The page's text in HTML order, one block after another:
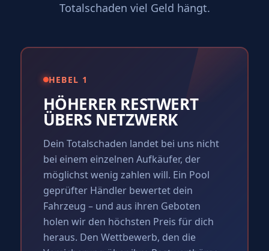
Totalschaden viel Geld hängt.
HEBEL 1
HÖHERER RESTWERT
ÜBERS NETZWERK
Dein Totalschaden landet bei uns nicht
bei einem einzelnen Aufkäufer, der
möglichst wenig zahlen will. Ein Pool
geprüfter Händler bewertet dein
Fahrzeug – und aus ihren Geboten
holen wir den höchsten Preis für dich
heraus. Den Wettbewerb, den die